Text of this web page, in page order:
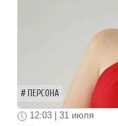
ПЕРСОНА
12:03 | 31 июля